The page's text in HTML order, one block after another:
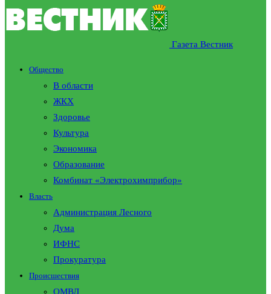
Газета Вестник
Общество
В области
ЖКХ
Здоровье
Культура
Экономика
Образование
Комбинат «Электрохимприбор»
Власть
Администрация Лесного
Дума
ИФНС
Прокуратура
Происшествия
ОМВД